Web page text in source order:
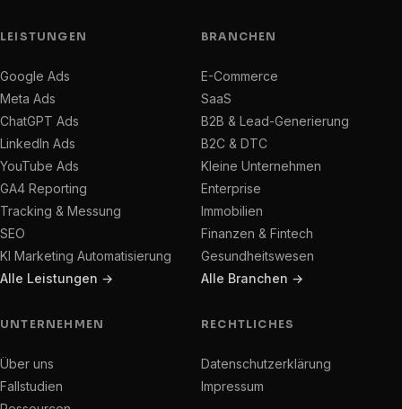
LEISTUNGEN
Google Ads
Meta Ads
ChatGPT Ads
LinkedIn Ads
YouTube Ads
GA4 Reporting
Tracking & Messung
SEO
KI Marketing Automatisierung
Alle Leistungen →
BRANCHEN
E-Commerce
SaaS
B2B & Lead-Generierung
B2C & DTC
Kleine Unternehmen
Enterprise
Immobilien
Finanzen & Fintech
Gesundheitswesen
Alle Branchen →
UNTERNEHMEN
Über uns
Fallstudien
RECHTLICHES
Datenschutzerklärung
Impressum